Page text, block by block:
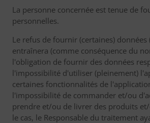
La personne concernée est tenue de
personnelles.
Le refus de fournir (certaines) données
entraînera (comme conséquence du
l'obligation de fournir des données
l'impossibilité d'utiliser (pleinement)
certaines fonctionnalités de
l'impossibilité de commander et/ou
prendre et/ou de livrer des produits
le cas, le Responsable du traitement